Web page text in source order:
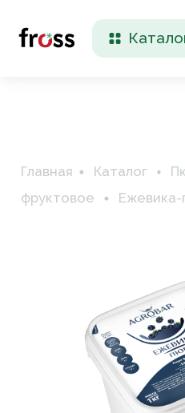
Главная Каталог
фруктовое
Ежевика-